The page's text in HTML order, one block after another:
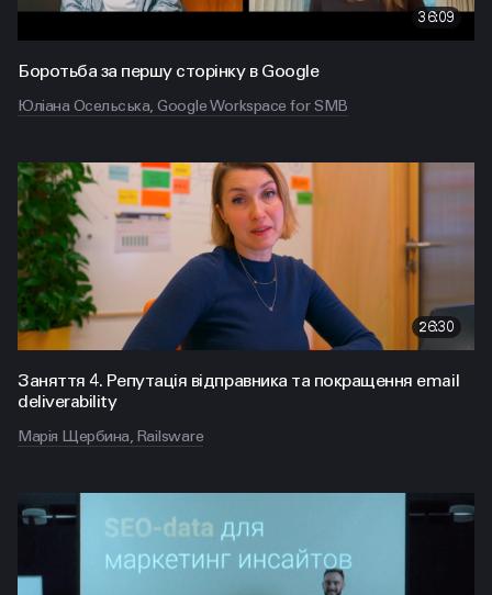
36:09
Боротьба за першу сторінку в Google
Юліана Осельська, Google Workspace for SMB
26:30
Заняття 4. Репутація відправника та покращення email
deliverability
Марія Щербина, Railsware